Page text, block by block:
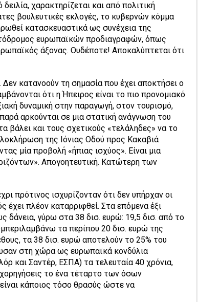
χαρακτηρίζεται και από πολιτική
βουλευτικές εκλογές, το κυβερνών κόμμα
κατασκευαστικά ως συνέχεια της
ευρωπαϊκών προδιαγραφών, όπως
άξονας. Ουδέποτε! Αποκαλύπτεται ότι
Δεν κατανοούν τη σημασία που έχει αποκτήσει ο
ότι η Ήπειρος είναι το πιο προνομιακό
δυναμική στην παραγωγή, στον τουρισμό,
αρκούνται σε μια στατική ανάγνωση του
βάλει και τους σχετικούς «τελάληδες» να το
της Ιόνιας Οδού προς Κακαβιά
μία προβολή «ήπιας ισχύος». Είναι μια
Απογοητευτική. Κατώτερη των
πρότινος ισχυρίζονταν ότι δεν υπήρχαν οι
πλέον καταρριφθεί. Στα επόμενα έξι
δάνεια, γύρω στα 38 δισ. ευρώ: 19,5 δισ. από το
τα περίπου 20 δισ. ευρώ της
τα 38 δισ. ευρώ αποτελούν το 25% του
στη χώρα ως ευρωπαϊκά κονδύλια
και Σαντέρ, ΕΣΠΑ) τα τελευταία 40 χρόνια,
το ένα τέταρτο των όσων
κάποιος τόσο θρασύς ώστε να